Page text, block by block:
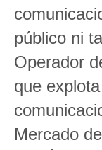
público ni
Operador
que
Mercado